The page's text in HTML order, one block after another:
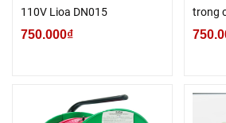
110V Lioa DN015
750.000₫
trong